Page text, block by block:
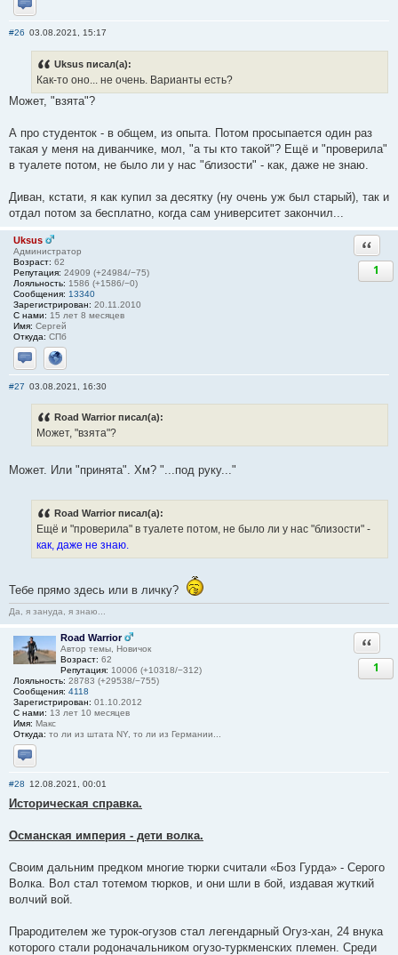
Отправить личное сообщение
#26 03.08.2021, 15:17
Uksus писал(а):
Как-то оно... не очень. Варианты есть?
Может, "взята"?
А про студенток - в общем, из опыта. Потом просыпается один раз
такая у меня на диванчике, мол, "а ты кто такой"? Ещё и "проверила"
в туалете потом, не было ли у нас "близости" - как, даже не знаю.
Диван, кстати, я как купил за десятку (ну очень уж был старый), так и
отдал потом за бесплатно, когда сам университет закончил...
Uksus
Администратор
Возраст: 62
Репутация: 24909 (+24984/−75)
Лояльность: 1586 (+1586/−0)
Сообщения: 13340
Зарегистрирован: 20.11.2010
С нами: 15 лет 8 месяцев
Имя: Сергей
Откуда: СПб
Отправить личное сообщение
Сайт
1
#27 03.08.2021, 16:30
Road Warrior писал(а):
Может, "взята"?
Может. Или "принята". Хм? "...под руку..."
Road Warrior писал(а):
Ещё и "проверила" в туалете потом, не было ли у нас "близости" -
как, даже не знаю.
Тебе прямо здесь или в личку?
Да, я зануда, я знаю...
Road Warrior
Автор темы, Новичок
Возраст: 62
Репутация: 10006 (+10318/−312)
Лояльность: 28783 (+29538/−755)
Сообщения: 4118
Зарегистрирован: 01.10.2012
С нами: 13 лет 10 месяцев
Имя: Макс
Откуда: то ли из штата NY, то ли из Германии...
Отправить личное сообщение
1
#28 12.08.2021, 00:01
Историческая справка.
Османская империя - дети волка.
Своим дальним предком многие тюрки считали «Боз Гурда» - Серого
Волка. Вол стал тотемом тюрков, и они шли в бой, издавая жуткий
волчий вой.
Прародителем же турок-огузов стал легендарный Огуз-хан, 24 внука
которого стали родоначальником огузо-туркменских племен. Среди